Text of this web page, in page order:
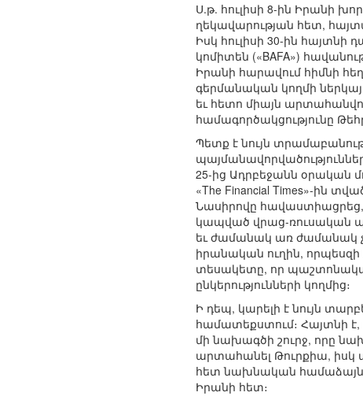
Ս.թ. հուլիսի 8-ին Իրանի
ղեկավարության հետ,
Իսկ հուլիսի 30-ին
կոմիտեն («BAFA»)
Իրանի հարավում հիմնի
գերմանական կողմի
եւ հետո միայն
համագործակցությունը
Պետք է նույն
25-ից Ադրբեջանն օրական
«The Financial Times»-ին
Նասիրովը հավաստիացրեց,
կապված վրաց-ռուսական
եւ ժամանակ առ ժամանակ
իրանական ուղին,
տեսակետը, որ
ընկերությունների կողմից։
Ի դեպ, կարելի է նույն
համատեքստում։ Հայտնի
մի նախագծի շուրջ, որը
արտահանել Թուրքիա, իսկ
հետ նախնական
Իրանի հետ։